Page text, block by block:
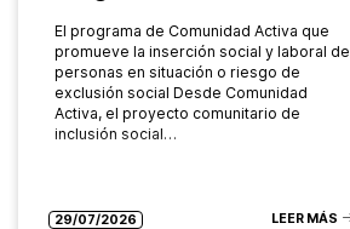
El programa de Comunidad Activa que
promueve la inserción social y laboral de
personas en situación o riesgo de
exclusión social Desde Comunidad
Activa, el proyecto comunitario de
inclusión social…
29/07/2026 LEER MÁS